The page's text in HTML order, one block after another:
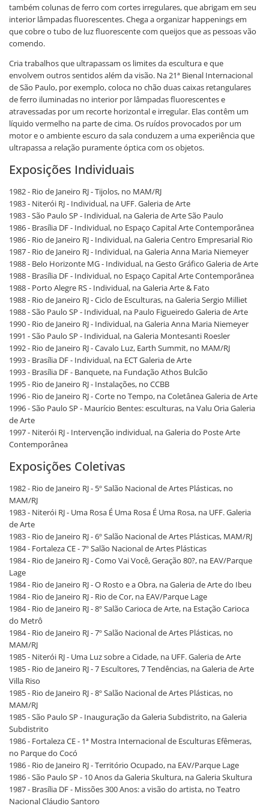
também colunas de ferro com cortes irregulares, que abrigam em seu
interior lâmpadas fluorescentes. Chega a organizar happenings em
que cobre o tubo de luz fluorescente com queijos que as pessoas vão
comendo.
Cria trabalhos que ultrapassam os limites da escultura e que
envolvem outros sentidos além da visão. Na 21ª Bienal Internacional
de São Paulo, por exemplo, coloca no chão duas caixas retangulares
de ferro iluminadas no interior por lâmpadas fluorescentes e
atravessadas por um recorte horizontal e irregular. Elas contêm um
líquido vermelho na parte de cima. Os ruídos provocados por um
motor e o ambiente escuro da sala conduzem a uma experiência que
ultrapassa a relação puramente óptica com os objetos.
Exposições Individuais
1982 - Rio de Janeiro RJ - Tijolos, no MAM/RJ
1983 - Niterói RJ - Individual, na UFF. Galeria de Arte
1983 - São Paulo SP - Individual, na Galeria de Arte São Paulo
1986 - Brasília DF - Individual, no Espaço Capital Arte Contemporânea
1986 - Rio de Janeiro RJ - Individual, na Galeria Centro Empresarial Rio
1987 - Rio de Janeiro RJ - Individual, na Galeria Anna Maria Niemeyer
1988 - Belo Horizonte MG - Individual, na Gesto Gráfico Galeria de Arte
1988 - Brasília DF - Individual, no Espaço Capital Arte Contemporânea
1988 - Porto Alegre RS - Individual, na Galeria Arte & Fato
1988 - Rio de Janeiro RJ - Ciclo de Esculturas, na Galeria Sergio Milliet
1988 - São Paulo SP - Individual, na Paulo Figueiredo Galeria de Arte
1990 - Rio de Janeiro RJ - Individual, na Galeria Anna Maria Niemeyer
1991 - São Paulo SP - Individual, na Galeria Montesanti Roesler
1992 - Rio de Janeiro RJ - Cavalo Luz, Earth Summit, no MAM/RJ
1993 - Brasília DF - Individual, na ECT Galeria de Arte
1993 - Brasília DF - Banquete, na Fundação Athos Bulcão
1995 - Rio de Janeiro RJ - Instalações, no CCBB
1996 - Rio de Janeiro RJ - Corte no Tempo, na Coletânea Galeria de Arte
1996 - São Paulo SP - Maurício Bentes: esculturas, na Valu Oria Galeria
de Arte
1997 - Niterói RJ - Intervenção individual, na Galeria do Poste Arte
Contemporânea
Exposições Coletivas
1982 - Rio de Janeiro RJ - 5º Salão Nacional de Artes Plásticas, no
MAM/RJ
1983 - Niterói RJ - Uma Rosa É Uma Rosa É Uma Rosa, na UFF. Galeria
de Arte
1983 - Rio de Janeiro RJ - 6º Salão Nacional de Artes Plásticas, MAM/RJ
1984 - Fortaleza CE - 7º Salão Nacional de Artes Plásticas
1984 - Rio de Janeiro RJ - Como Vai Você, Geração 80?, na EAV/Parque
Lage
1984 - Rio de Janeiro RJ - O Rosto e a Obra, na Galeria de Arte do Ibeu
1984 - Rio de Janeiro RJ - Rio de Cor, na EAV/Parque Lage
1984 - Rio de Janeiro RJ - 8º Salão Carioca de Arte, na Estação Carioca
do Metrô
1984 - Rio de Janeiro RJ - 7º Salão Nacional de Artes Plásticas, no
MAM/RJ
1985 - Niterói RJ - Uma Luz sobre a Cidade, na UFF. Galeria de Arte
1985 - Rio de Janeiro RJ - 7 Escultores, 7 Tendências, na Galeria de Arte
Villa Riso
1985 - Rio de Janeiro RJ - 8º Salão Nacional de Artes Plásticas, no
MAM/RJ
1985 - São Paulo SP - Inauguração da Galeria Subdistrito, na Galeria
Subdistrito
1986 - Fortaleza CE - 1ª Mostra Internacional de Esculturas Efêmeras,
no Parque do Cocó
1986 - Rio de Janeiro RJ - Território Ocupado, na EAV/Parque Lage
1986 - São Paulo SP - 10 Anos da Galeria Skultura, na Galeria Skultura
1987 - Brasília DF - Missões 300 Anos: a visão do artista, no Teatro
Nacional Cláudio Santoro